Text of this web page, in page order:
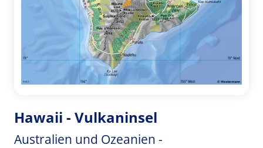
Hawaii - Vulkaninsel
Australien und Ozeanien -